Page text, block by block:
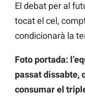
El debat per al
tocat el cel,
condicionarà la
Foto portada:
passat dissabte,
consumar el